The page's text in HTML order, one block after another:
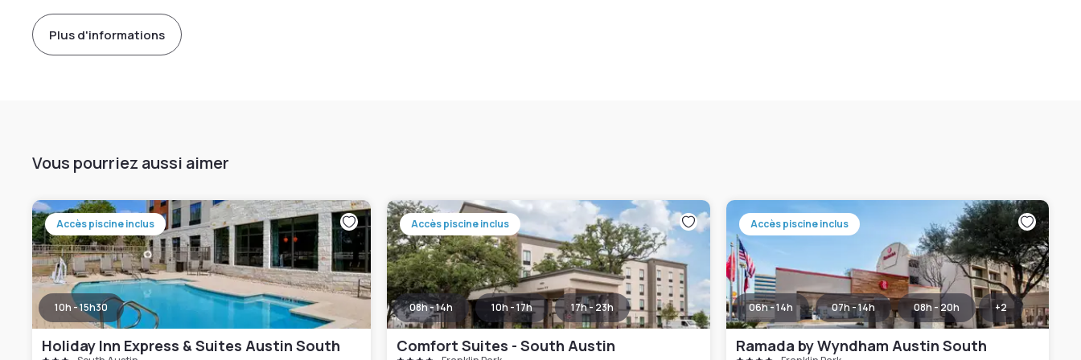
Plus d'informations
Vous pourriez aussi aimer
Accès piscine inclus
10h - 15h30
Holiday Inn Express & Suites Austin South
Accès piscine inclus
08h - 14h 10h - 17h 17h - 23h
Comfort Suites - South Austin
Accès piscine inclus
06h - 14h 07h - 14h 08h - 20h +2
Ramada by Wyndham Austin South